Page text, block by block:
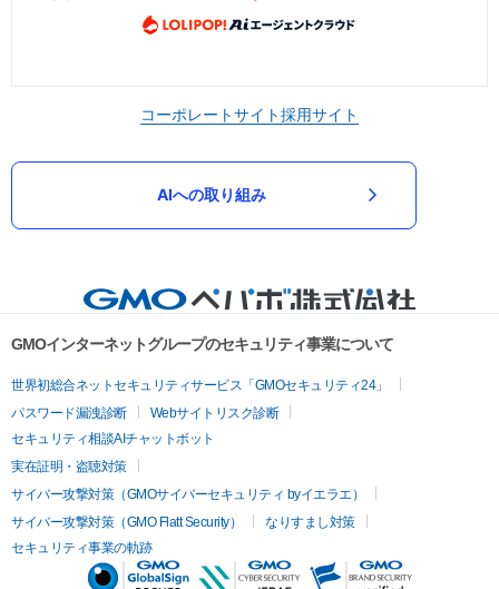
コーポレートサイト採用サイト
AIへの取り組み
GMOインターネットグループのセキュリティ事業について
世界初総合ネットセキュリティサービス「GMOセキュリティ24」
パスワード漏洩診断
Webサイトリスク診断
セキュリティ相談AIチャットボット
実在証明・盗聴対策
サイバー攻撃対策（GMOサイバーセキュリティ byイエラエ）
サイバー攻撃対策（GMO Flatt Security）
なりすまし対策
セキュリティ事業の軌跡